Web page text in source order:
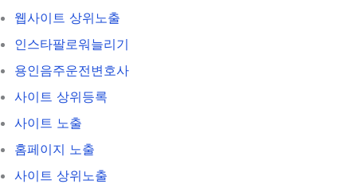
웹사이트 상위노출
인스타팔로워늘리기
용인음주운전변호사
사이트 상위등록
사이트 노출
홈페이지 노출
사이트 상위노출